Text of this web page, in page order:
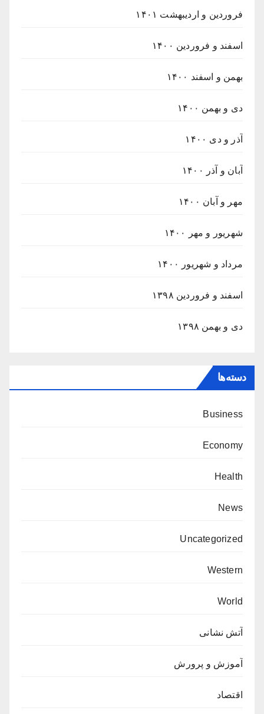
فروردین و اردیبهشت ۱۴۰۱
اسفند و فروردین ۱۴۰۰
بهمن و اسفند ۱۴۰۰
دی و بهمن ۱۴۰۰
آذر و دی ۱۴۰۰
آبان و آذر ۱۴۰۰
مهر و آبان ۱۴۰۰
شهریور و مهر ۱۴۰۰
مرداد و شهریور ۱۴۰۰
اسفند و فروردین ۱۳۹۸
دی و بهمن ۱۳۹۸
دسته‌ها
Business
Economy
Health
News
Uncategorized
Western
World
آتش نشانی
آموزش و پرورش
اقتصاد